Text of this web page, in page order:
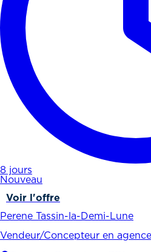
8 jours
Nouveau
Voir l'offre
Perene Tassin-la-Demi-Lune
Vendeur/Concepteur en